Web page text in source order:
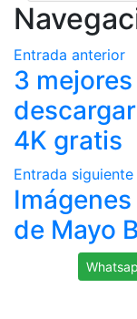
Entrada anterior
3
4K gratis
Entrada siguiente
de Mayo